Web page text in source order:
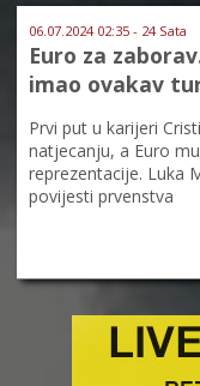
06.07.2024 02:35 - 24 Sata
Euro za
imao ovakav
Prvi put u karijeri
natjecanju, a Euro
reprezentacije. Luka
povijesti prvenstva